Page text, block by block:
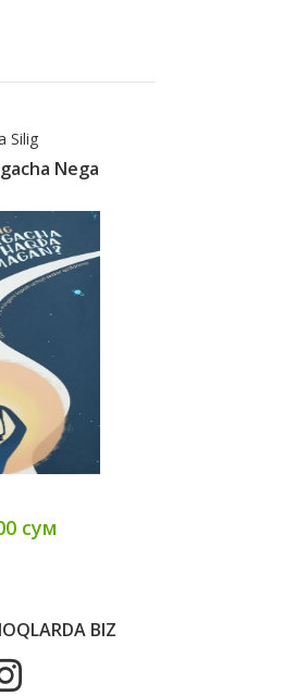
Silig
Nega
сум
BIZ